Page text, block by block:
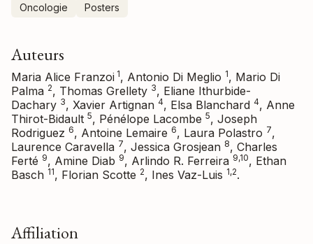
Oncologie
Posters
Auteurs
Maria Alice Franzoi 1, Antonio Di Meglio 1, Mario Di
Palma 2, Thomas Grellety 3, Eliane Ithurbide-
Dachary 3, Xavier Artignan 4, Elsa Blanchard 4, Anne
Thirot-Bidault 5, Pénélope Lacombe 5, Joseph
Rodriguez 6, Antoine Lemaire 6, Laura Polastro 7,
Laurence Caravella 7, Jessica Grosjean 8, Charles
Ferté 9, Amine Diab 9, Arlindo R. Ferreira 9,10, Ethan
Basch 11, Florian Scotte 2, Ines Vaz-Luis 1,2.
Affiliation